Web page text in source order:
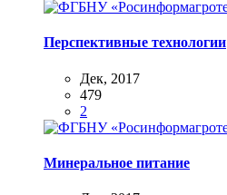
Перспективные технологии
Дек, 2017
479
2
Минеральное питание